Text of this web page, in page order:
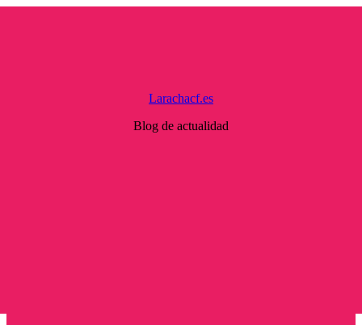
Larachacf.es
Blog de actualidad